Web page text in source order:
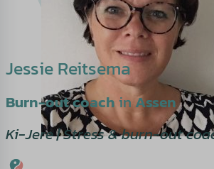
Jessie Reitsema
Burn-out coachinAssen
Ki-Jere | Stress & burn-out